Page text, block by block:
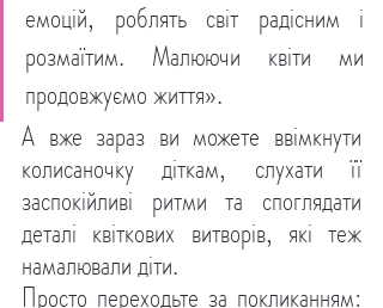
емоцій, роблять світ радісним і
розмаїтим. Малюючи квіти ми
продовжуємо життя».
А вже зараз ви можете ввімкнути
колисаночку діткам, слухати її
заспокійливі ритми та споглядати
деталі квіткових витворів, які теж
намалювали діти.